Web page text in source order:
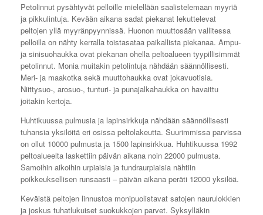
Petolinnut pysähtyvät pelloille mielellään saalistelemaan myyriä
ja pikkulintuja. Kevään aikana sadat piekanat lekuttelevat
peltojen yllä myyränpyynnissä. Huonon muuttosään vallitessa
pelloilla on nähty kerralla toistasataa paikallista piekanaa. Ampu-
ja sinisuohaukka ovat piekanan ohella peltoalueen tyypillisimmät
petolinnut. Monia muitakin petolintuja nähdään säännöllisesti.
Meri- ja maakotka sekä muuttohaukka ovat jokavuotisia.
Niittysuo-, arosuo-, tunturi- ja punajalkahaukka on havaittu
joitakin kertoja.
Huhtikuussa pulmusia ja lapinsirkkuja nähdään säännöllisesti
tuhansia yksilöitä eri osissa peltolakeutta. Suurimmissa parvissa
on ollut 10000 pulmusta ja 1500 lapinsirkkua. Huhtikuussa 1992
peltoalueelta laskettiin päivän aikana noin 22000 pulmusta.
Samoihin aikoihin urpiaisia ja tundraurpiaisia nähtiin
poikkeuksellisen runsaasti – päivän aikana peräti 12000 yksilöä.
Keväistä peltojen linnustoa monipuolistavat satojen naurulokkien
ja joskus tuhatlukuiset suokukkojen parvet. Syksylläkin